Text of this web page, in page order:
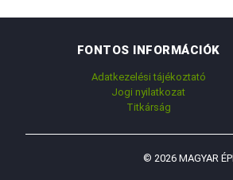
FONTOS INFORMÁCIÓK
Adatkezelési tájékoztató
Jogi nyilatkozat
Titkárság
© 2026 MAGYAR